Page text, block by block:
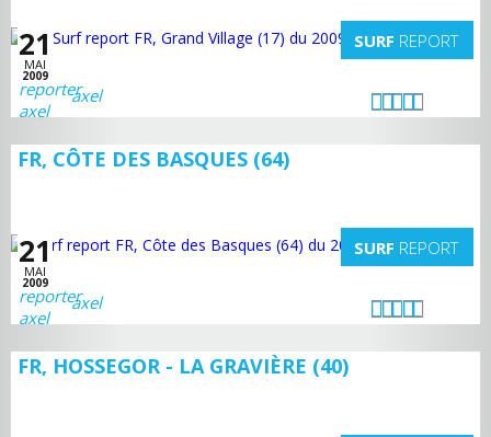
21
MAI
2009
SURF REPORT
axel
FR, CÔTE DES BASQUES (64)
21
MAI
2009
SURF REPORT
axel
FR, HOSSEGOR - LA GRAVIÈRE (40)